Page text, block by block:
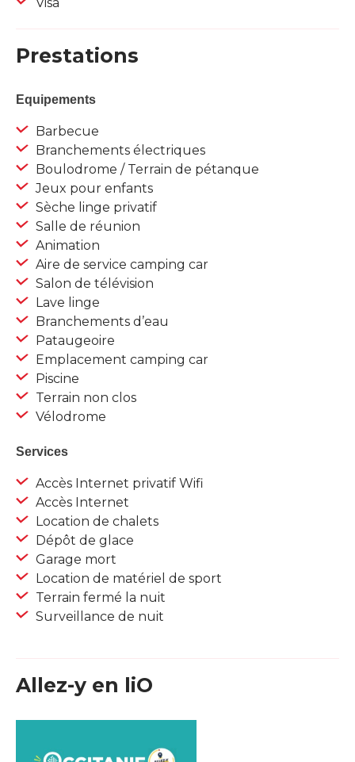
Visa
Prestations
Equipements
Barbecue
Branchements électriques
Boulodrome / Terrain de pétanque
Jeux pour enfants
Sèche linge privatif
Salle de réunion
Animation
Aire de service camping car
Salon de télévision
Lave linge
Branchements d’eau
Pataugeoire
Emplacement camping car
Piscine
Terrain non clos
Vélodrome
Services
Accès Internet privatif Wifi
Accès Internet
Location de chalets
Dépôt de glace
Garage mort
Location de matériel de sport
Terrain fermé la nuit
Surveillance de nuit
Allez-y en liO